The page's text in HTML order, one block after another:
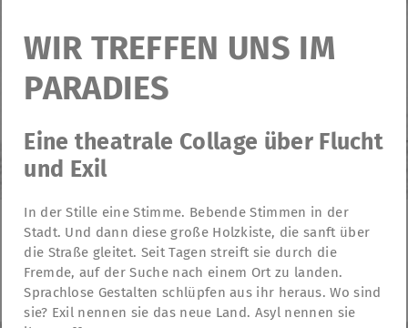
WIR TREFFEN UNS IM
PARADIES
Eine theatrale Collage über Flucht
und Exil
In der Stille eine Stimme. Bebende Stimmen in der
Stadt. Und dann diese große Holzkiste, die sanft über
die Straße gleitet. Seit Tagen streift sie durch die
Fremde, auf der Suche nach einem Ort zu landen.
Sprachlose Gestalten schlüpfen aus ihr heraus. Wo sind
sie? Exil nennen sie das neue Land. Asyl nennen sie
TheatreFragile
Newsletter . Donations . Subvention . Contact
mentions légales
. déclaration de confidentialité